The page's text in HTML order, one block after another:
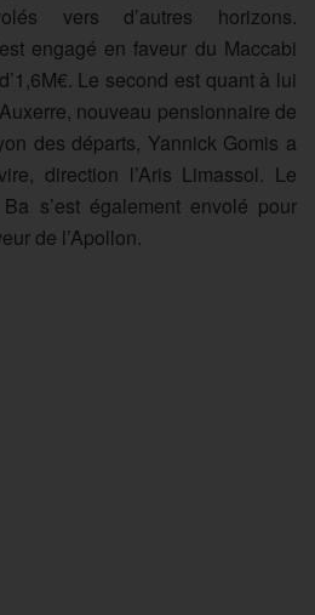
vers d’autres horizons.
engagé en faveur du Maccabi
Le second est quant à lui
nouveau pensionnaire de
des départs, Yannick Gomis a
direction l’Aris Limassol. Le
s’est également envolé pour
de l’Apollon.